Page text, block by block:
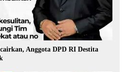
Anggota DPD RI Destita